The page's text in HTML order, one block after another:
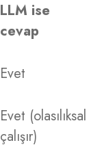
LLM ise
cevap
Evet
Evet (olasılıksal
çalışır)